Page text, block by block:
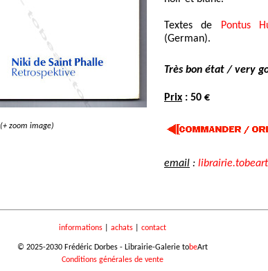
(+ zoom image)
Textes de Pontus
(German).
Très bon état / very
Prix : 50 €
email :
informations| achats| contact
© 2025-2030 Frédéric Dorbes - Librairie-Galerie tobeArt
Conditions générales de vente